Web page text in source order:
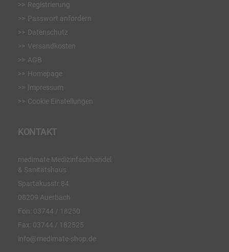
Registrierung
Passwort anfordern
Datenschutz
Versandkosten
AGB
Homepage
Impressum
Cookie Einstellungen
KONTAKT
medimate Medizinfachhandel
& Sanitätshaus
Spartakusstr.84
08209 Auerbach
Fon: 03744 / 18250
Fax: 03744 / 182525
info@medimate-shop.de